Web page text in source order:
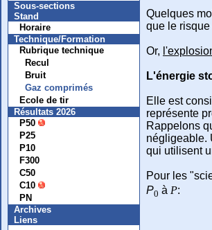
Sous-sections
Stand
Horaire
Technique/Formation
Rubrique technique
Recul
Bruit
Gaz comprimés
Ecole de tir
Résultats 2026
P50
P25
P10
F300
C50
C10
PN
Archives
Liens
Quelques
que le
Or,
L'énergie
Elle est
représente
Rappelons
négligeable.
qui utilisent
Pour les
P0 à P: